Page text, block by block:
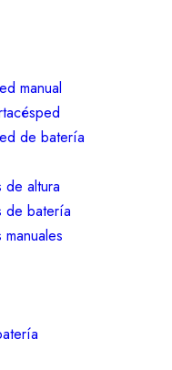
manual
de batería
de altura
de batería